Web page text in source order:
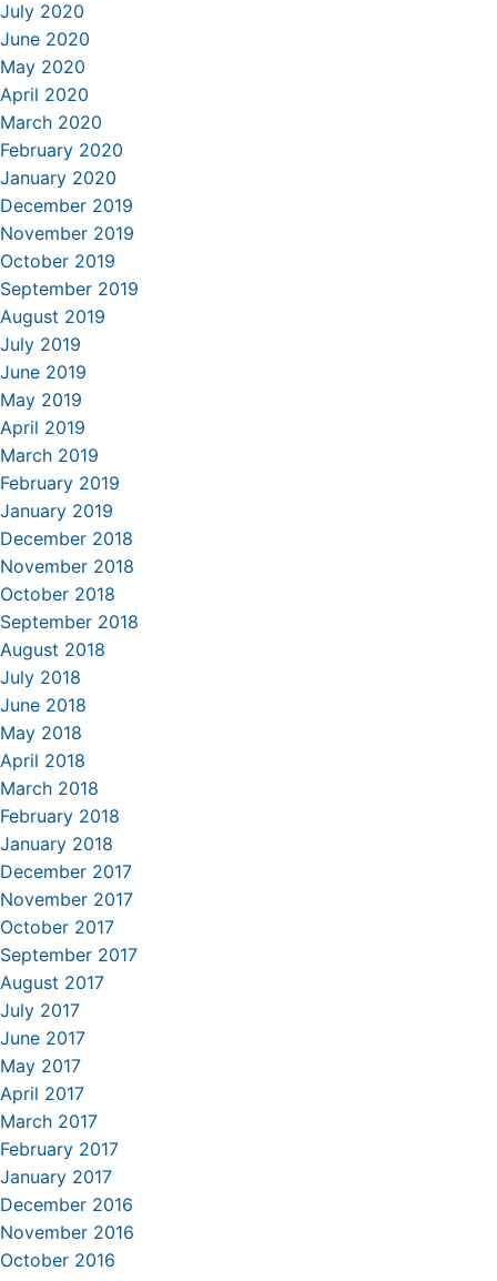
July 2020
June 2020
May 2020
April 2020
March 2020
February 2020
January 2020
December 2019
November 2019
October 2019
September 2019
August 2019
July 2019
June 2019
May 2019
April 2019
March 2019
February 2019
January 2019
December 2018
November 2018
October 2018
September 2018
August 2018
July 2018
June 2018
May 2018
April 2018
March 2018
February 2018
January 2018
December 2017
November 2017
October 2017
September 2017
August 2017
July 2017
June 2017
May 2017
April 2017
March 2017
February 2017
January 2017
December 2016
November 2016
October 2016